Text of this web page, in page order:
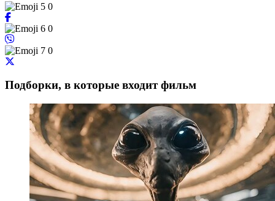
0
0
0
Подборки, в которые входит фильм